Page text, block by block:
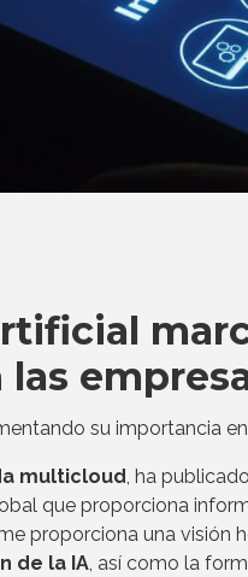
las
su importancia
multicloud, ha
que proporciona
proporciona una visión
de la IA, así como la